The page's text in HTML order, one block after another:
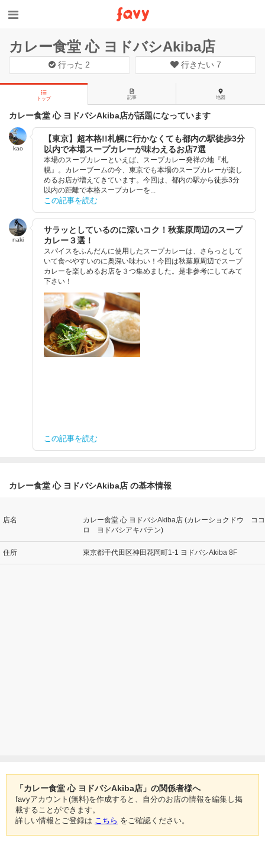
カレー食堂 心 ヨドバシAkiba店
行った 2 行きたい 7
トップ 記事 地図
カレー食堂 心 ヨドバシAkiba店が話題になっています
kao
【東京】超本格!!札幌に行かなくても都内の駅徒歩3分
以内で本場スープカレーが味わえるお店7選
本場のスープカレーといえば、スープカレー発祥の地『札
幌』。カレーブームの今、東京でも本場のスープカレーが楽し
めるお店が増えてきています。今回は、都内の駅から徒歩3分
以内の距離で本格スープカレーを...
この記事を読む
naki
サラッとしているのに深いコク！秋葉原周辺のスープ
カレー３選！
スパイスをふんだんに使用したスープカレーは、さらっとして
いて食べやすいのに奥深い味わい！今回は秋葉原周辺でスープ
カレーを楽しめるお店を３つ集めました。是非参考にしてみて
下さい！
この記事を読む
カレー食堂 心 ヨドバシAkiba店 の基本情報
店名
カレー食堂 心 ヨドバシAkiba店 (カレーショクドウ ココ
ロ ヨドバシアキバテン)
住所 東京都千代田区神田花岡町1-1 ヨドバシAkiba 8F
「カレー食堂 心 ヨドバシAkiba店」の関係者様へ
favyアカウント(無料)を作成すると、自分のお店の情報を編集し掲
載することができます。
詳しい情報とご登録は こちら をご確認ください。